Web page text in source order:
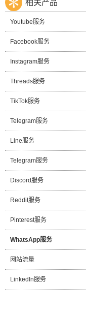
相关产品
Youtube服务
Facebook服务
Instagram服务
Threads服务
TikTok服务
Telegram服务
Line服务
Telegram服务
Discord服务
Reddit服务
Pinterest服务
WhatsApp服务
网站流量
LinkedIn服务